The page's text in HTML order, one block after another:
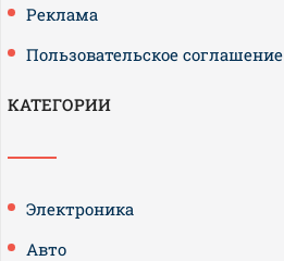
Реклама
Пользовательское соглашение
КАТЕГОРИИ
Электроника
Авто